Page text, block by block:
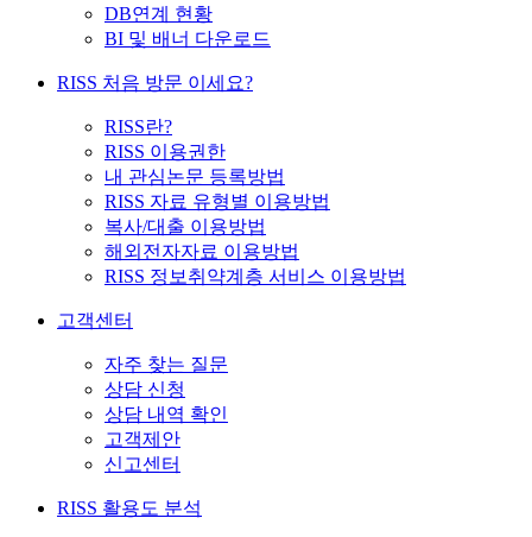
DB연계 현황
BI 및 배너 다운로드
RISS 처음 방문 이세요?
RISS란?
RISS 이용권한
내 관심논문 등록방법
RISS 자료 유형별 이용방법
복사/대출 이용방법
해외전자자료 이용방법
RISS 정보취약계층 서비스 이용방법
고객센터
자주 찾는 질문
상담 신청
상담 내역 확인
고객제안
신고센터
RISS 활용도 분석